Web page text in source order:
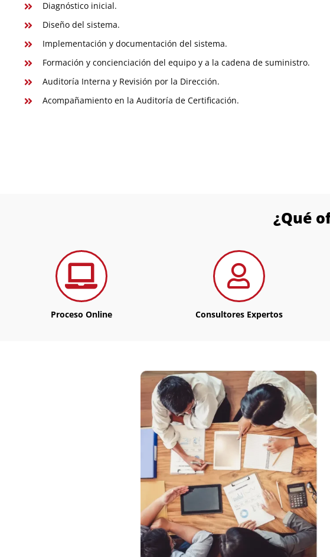
Diagnóstico inicial.
Diseño del sistema.
Implementación y documentación del sistema.
Formación y concienciación del equipo y a la cadena de suministro.
Auditoría Interna y Revisión por la Dirección.
Acompañamiento en la Auditoría de Certificación.
¿Qué
Proceso Online Consultores Expertos